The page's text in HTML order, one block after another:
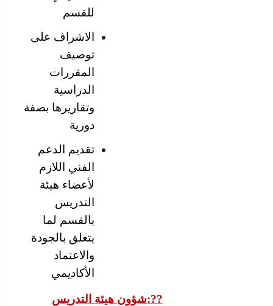
للقسم
الاشراف على
توصيف
المقررات
الدراسية
وتقاريرها بصفة
دورية
تقديم الدعم
الفني اللازم
لأعضاء هيئة
التدريس
بالقسم لما
يتعلق بالجودة
والاعتماد
الأكاديمي
??:شؤون هيئة التدريس